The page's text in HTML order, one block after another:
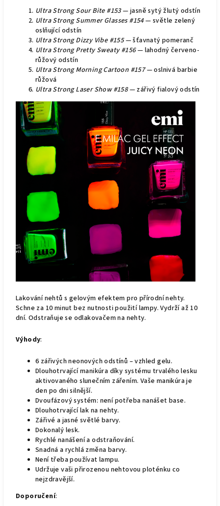
Ultra Strong Sour Bite #153— jasně sytý žlutý odstín
Ultra Strong Summer Glasses #154— světle zelený
oslňující odstín
Ultra Strong Dizzy Vibe #155— šťavnatý pomeranč
Ultra Strong Pretty Sweaty #156— lahodný červeno-
růžový odstín
Ultra Strong Morning Cartoon #157— oslnivá barbie
růžová
Ultra Strong Laser Show #158— zářivý fialový odstín
Lakování nehtů s gelovým efektem pro přírodní nehty.
Schne za 10 minut bez nutnosti použití lampy. Vydrží až 10
dní. Odstraňuje se odlakovačem na nehty.
Výhody:
6 zářivých neonových odstínů – vzhled gelu.
Dlouhotrvající manikúra díky systému trvalého lesku
aktivovaného slunečním zářením. Vaše manikúra je
den po dni silnější.
Dvoufázový systém: není potřeba nanášet base.
Dlouhotrvající lak na nehty.
Zářivé a jasné světlé barvy.
Dokonalý lesk.
Rychlé nanášení a odstraňování.
Snadná a rychlá změna barvy.
Není třeba používat lampu.
Udržuje vaši přirozenou nehtovou ploténku co
nejzdravější.
Doporučení: